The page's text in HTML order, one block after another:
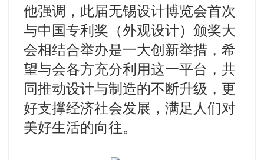
他强调，此届无锡设计博览会首次
与中国专利奖（外观设计）颁奖大
会相结合举办是一大创新举措，希
望与会各方充分利用这一平台，共
同推动设计与制造的不断升级，更
好支撑经济社会发展，满足人们对
美好生活的向往。